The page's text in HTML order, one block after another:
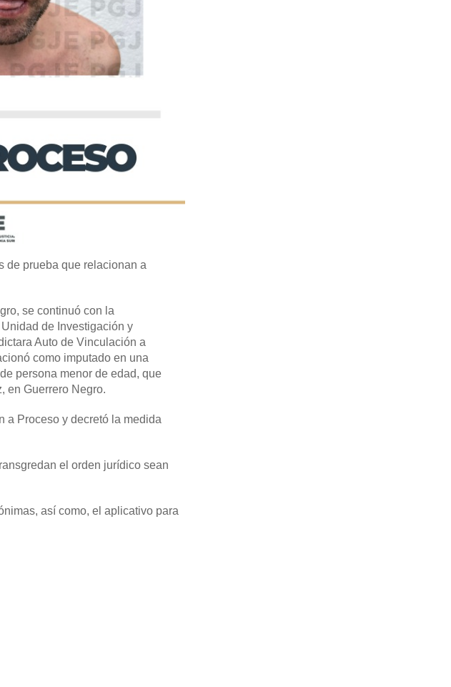
de prueba que relacionan a
se continuó con la
de Investigación y
Auto de Vinculación a
como imputado en una
persona menor de edad, que
en Guerrero Negro.
a Proceso y decretó la medida
el orden jurídico sean
así como, el aplicativo para